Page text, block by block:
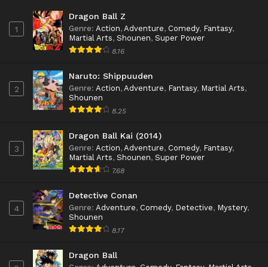
1
Dragon Ball Z
Genre: Action, Adventure, Comedy, Fantasy,
Martial Arts, Shounen, Super Power
8.16
2
Naruto: Shippuuden
Genre: Action, Adventure, Fantasy, Martial Arts,
Shounen
8.25
3
Dragon Ball Kai (2014)
Genre: Action, Adventure, Comedy, Fantasy,
Martial Arts, Shounen, Super Power
7.68
4
Detective Conan
Genre: Adventure, Comedy, Detective, Mystery,
Shounen
8.17
Dragon Ball